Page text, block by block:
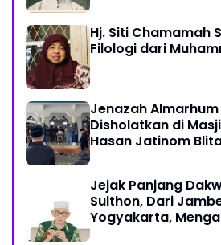
Hj. Siti Chamamah
Filologi dari
Jenazah
Disholatkan di
Hasan Jatinom
Jejak Panjang
Sulthon, Dari
Yogyakarta,